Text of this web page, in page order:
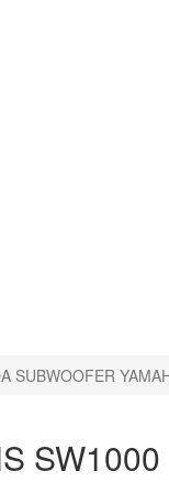
SUBWOOFER
SW1000